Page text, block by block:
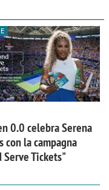
0.0 celebra Serena
con la campagna
Serve Tickets"